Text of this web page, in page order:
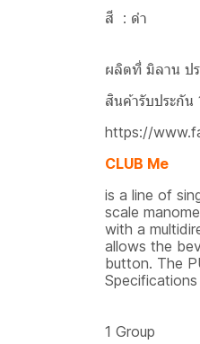
สี : ดำ
ผลิตที่ มิลาน ป
สินค้ารับประกัน
https://
CLUB Me
is a line of
scale
with a
allows the
button. The
Specifications
1 Group